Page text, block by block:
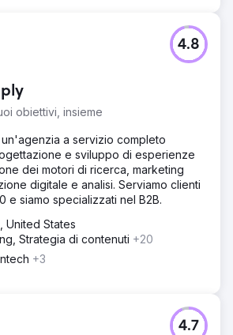
obiettivi, insieme
4.8
a servizio completo
e sviluppo di esperienze
dei motori di ricerca, marketing
digitale e analisi. Serviamo clienti
e siamo specializzati nel B2B.
United States
Strategia di contenuti +20
+3
4.7